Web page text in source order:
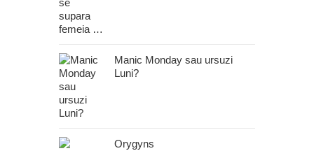
Manic Monday sau ursuzi
Luni?
Orygyns